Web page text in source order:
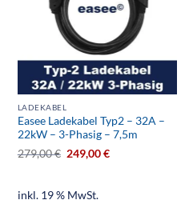
LADEKABEL
Easee Ladekabel Typ2 – 32A –
22kW – 3-Phasig – 7,5m
279,00€ 249,00€
inkl. 19 % MwSt.